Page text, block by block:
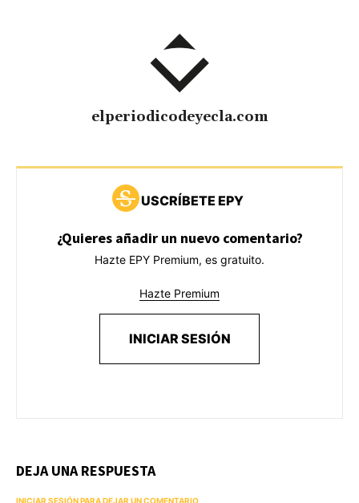
elperiodicodeyecla.com
USCRÍBETE EPY
¿Quieres añadir un nuevo comentario?
Hazte EPY Premium, es gratuito.
Hazte Premium
INICIAR SESIÓN
DEJA UNA RESPUESTA
INICIAR SESIÓN PARA DEJAR UN COMENTARIO